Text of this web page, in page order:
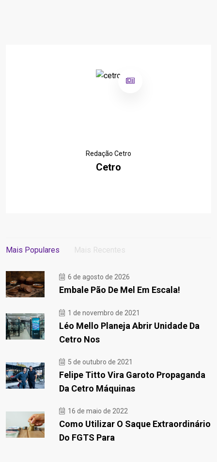
Redação Cetro
Cetro
Mais Populares Mais Recentes
6 de agosto de 2026
Embale Pão De Mel Em Escala!
1 de novembro de 2021
Léo Mello Planeja Abrir Unidade Da
Cetro Nos
5 de outubro de 2021
Felipe Titto Vira Garoto Propaganda
Da Cetro Máquinas
16 de maio de 2022
Como Utilizar O Saque Extraordinário
Do FGTS Para